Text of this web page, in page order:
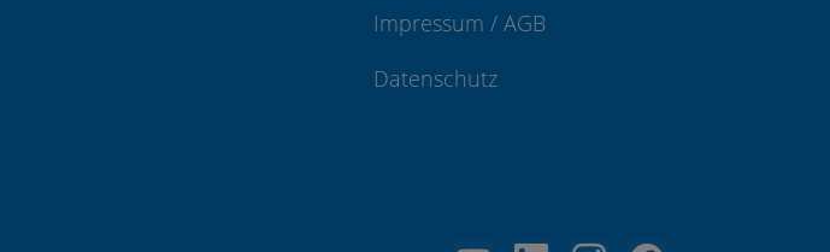
Impressum / AGB
Datenschutz